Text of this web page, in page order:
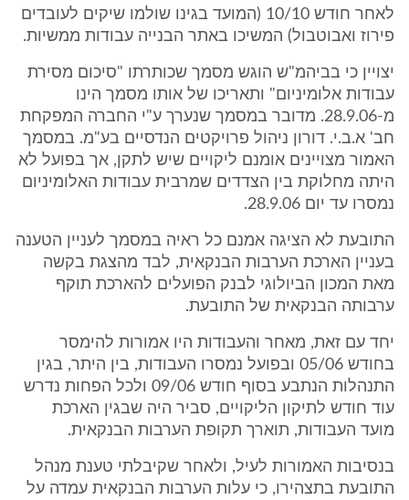
לאחר חודש 10/10 (המועד בגינו שולמו שיקים לעובדים
פירוז ואבוטבול) המשיכו באתר הבנייה עבודות ממשיות.
יצויין כי בביהמ"ש הוגש מסמך שכותרתו "סיכום מסירת
עבודות אלומיניום" ותאריכו של אותו מסמך הינו
מ-28.9.06. מדובר במסמך שנערך ע"י החברה המפקחת
חב' א.ב.י. דורון ניהול פרויקטים הנדסיים בע"מ. במסמך
האמור מצויינים אומנם ליקויים שיש לתקן, אך בפועל לא
היתה מחלוקת בין הצדדים שמרבית עבודות האלומיניום
נמסרו עד יום 28.9.06.
התובעת לא הציגה אמנם כל ראיה במסמך לעניין הטענה
בעניין הארכת הערבות הבנקאית, לבד מהצגת בקשה
מאת המכון הביולוגי לבנק הפועלים להארכת תוקף
ערבותה הבנקאית של התובעת.
יחד עם זאת, מאחר והעבודות היו אמורות להימסר
בחודש 05/06 ובפועל נמסרו העבודות, בין היתר, בגין
התנהלות הנתבע בסוף חודש 09/06 ולכל הפחות נדרש
עוד חודש לתיקון הליקויים, סביר היה שבגין הארכת
מועד העבודות, תוארך תקופת הערבות הבנקאית.
בנסיבות האמורות לעיל, ולאחר שקיבלתי טענת מנהל
התובעת בתצהירו, כי עלות הערבות הבנקאית עמדה על